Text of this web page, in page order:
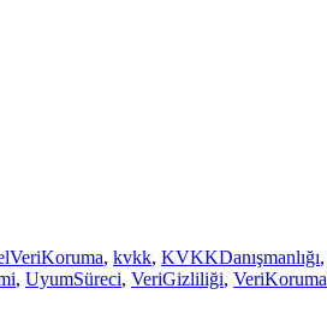
, kvkk, KVKKDanışmanlığı,
, UyumSüreci, VeriGizliliği, VeriKoruma